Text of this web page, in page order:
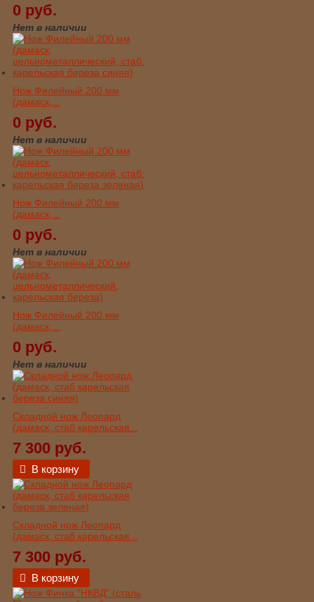
0 руб.
Нет в наличии
Нож Филейный 200 мм
(дамаск,...
0 руб.
Нет в наличии
Нож Филейный 200 мм
(дамаск,...
0 руб.
Нет в наличии
Нож Филейный 200 мм
(дамаск,...
0 руб.
Нет в наличии
Складной нож Леопард
(дамаск, стаб карельская...
7 300 руб.
В корзину
Складной нож Леопард
(дамаск, стаб карельская...
7 300 руб.
В корзину